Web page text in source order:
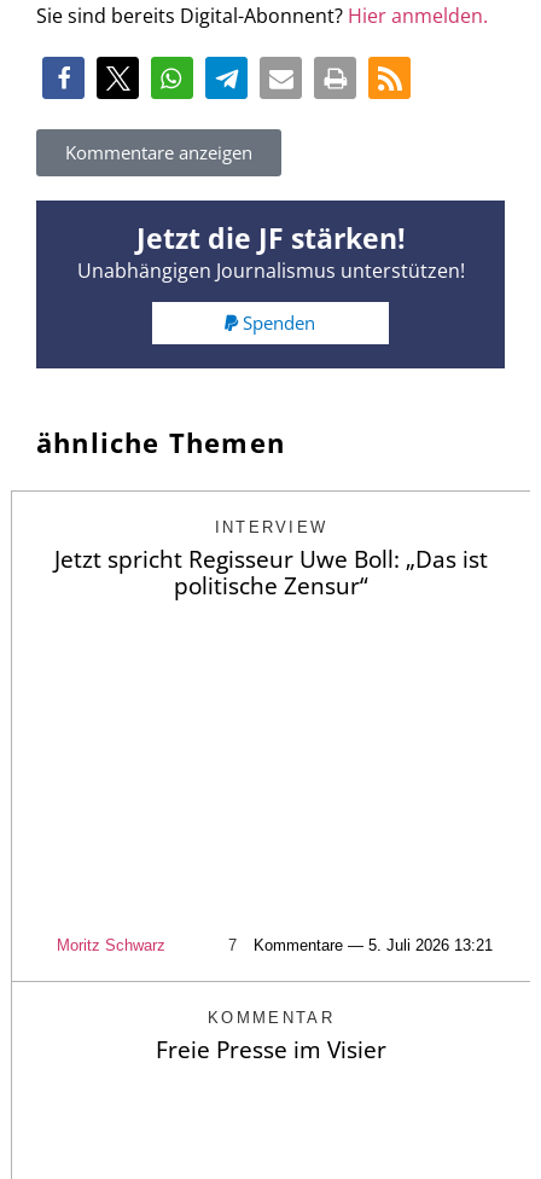
Sie sind bereits Digital-Abonnent? Hier anmelden.
Kommentare anzeigen
Jetzt die JF stärken!
Unabhängigen Journalismus unterstützen!
Spenden
ähnliche Themen
INTERVIEW
Jetzt spricht Regisseur Uwe Boll: „Das ist
politische Zensur“
Moritz Schwarz 7 Kommentare — 5. Juli 2026 13:21
KOMMENTAR
Freie Presse im Visier